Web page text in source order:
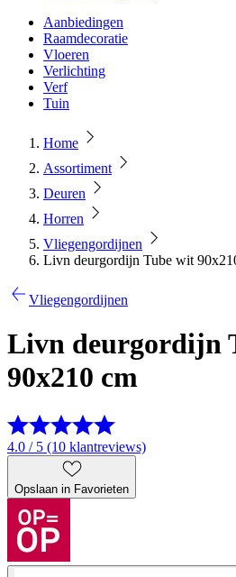
Aanbiedingen
Raamdecoratie
Vloeren
Verlichting
Verf
Tuin
Home
Assortiment
Deuren
Horren
Vliegengordijnen
Livn deurgordijn Tube wit
Vliegengordijnen
Livn deurgordijn
90x210 cm
4.0 / 5 (10 klantreviews)
Opslaan in Favorieten